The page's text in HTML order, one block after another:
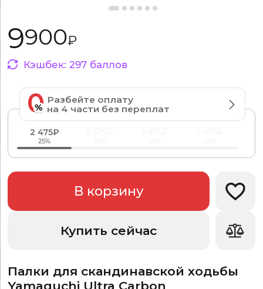
Палки для скандинавской ходьбы
Yamaguchi Ultra Carbon
9900₽
Кэшбек: 297 баллов
Разбейте оплату
на 4 части без переплат
2 475₽
25%
Купить сейчас
В корзину